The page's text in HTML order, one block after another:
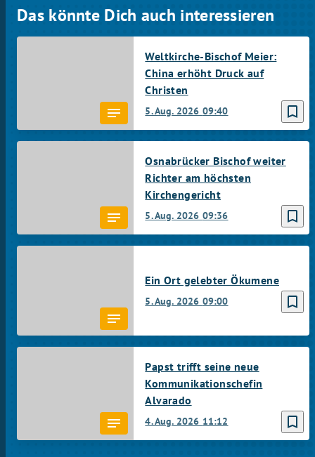
Das könnte Dich auch interessieren
bookmark_border
5. Aug. 2026 09:40
Weltkirche-Bischof Meier:
China erhöht Druck auf
Christen
bookmark_border
5. Aug. 2026 09:36
Osnabrücker Bischof weiter
Richter am höchsten
Kirchengericht
bookmark_border
5. Aug. 2026 09:00
Ein Ort gelebter Ökumene
bookmark_border
4. Aug. 2026 11:12
Papst trifft seine neue
Kommunikationschefin
Alvarado